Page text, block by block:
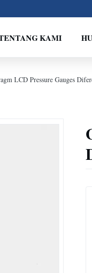
KAMI
LCD Pressure Gauges